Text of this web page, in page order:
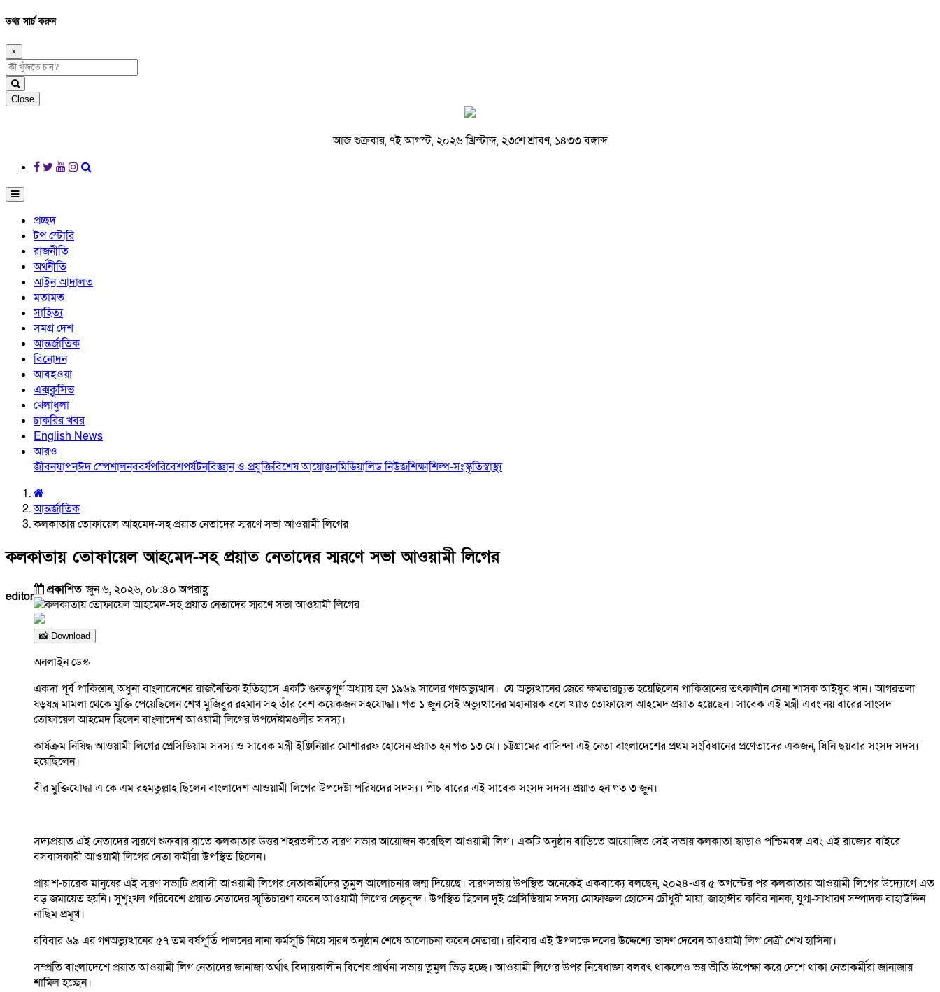
তথ্য সার্চ করুন
×
Close
আজ শুক্রবার, ৭ই আগস্ট, ২০২৬ খ্রিস্টাব্দ, ২৩শে শ্রাবণ, ১৪৩৩ বঙ্গাব্দ
প্রচ্ছদ
টপ স্টোরি
রাজনীতি
অর্থনীতি
আইন আদালত
মতামত
সাহিত্য
সমগ্র দেশ
আন্তর্জাতিক
বিনোদন
আবহওয়া
এক্সক্লুসিভ
খেলাধুলা
চাকরির খবর
English News
আরও
জীবনযাপনঈদ স্পেশালনববর্ষপরিবেশপর্যটনবিজ্ঞান ও প্রযুক্তিবিশেষ আয়োজনমিডিয়ালিড নিউজশিক্ষাশিল্প-সংস্কৃতিস্বাস্থ্য
আন্তর্জাতিক
কলকাতায় তোফায়েল আহমেদ-সহ প্রয়াত নেতাদের স্মরণে সভা আওয়ামী লিগের
কলকাতায় তোফায়েল আহমেদ-সহ প্রয়াত নেতাদের স্মরণে সভা আওয়ামী লিগের
editor প্রকাশিতজুন ৬, ২০২৬, ০৮:৪০ অপরাহ্ণ
📸 Download
অনলাইন ডেস্ক
একদা পূর্ব পাকিস্তান, অধুনা বাংলাদেশের রাজনৈতিক ইতিহাসে একটি গুরুত্বপূর্ণ অধ্যায় হল ১৯৬৯ সালের গণঅভ্যুত্থান। ‌ যে অভ্যুত্থানের জেরে ক্ষমতারচ্যুত হয়েছিলেন পাকিস্তানের তৎকালীন সেনা শাসক আইয়ুব খান। আগরতলা
ষড়যন্ত্র মামলা থেকে মুক্তি পেয়েছিলেন শেখ মুজিবুর রহমান সহ তাঁর বেশ কয়েকজন সহযোদ্ধা। গত ১ জুন সেই অভ্যুত্থানের মহানায়ক বলে খ্যাত তোফায়েল আহমেদ প্রয়াত হয়েছেন। ‌সাবেক এই মন্ত্রী এবং নয় বারের সাংসদ
তোফায়েল আহমেদ ছিলেন বাংলাদেশ আওয়ামী লিগের উপদেষ্টামণ্ডলীর সদস্য।
কার্যক্রম নিষিদ্ধ আওয়ামী লিগের প্রেসিডিয়াম সদস্য ও সাবেক মন্ত্রী ইঞ্জিনিয়ার মোশাররফ হোসেন প্রয়াত হন গত ১৩ মে। চট্টগ্রামের বাসিন্দা এই নেতা বাংলাদেশের প্রথম সংবিধানের প্রণেতাদের একজন, যিনি ছয়বার সংসদ সদস্য
হয়েছিলেন।
বীর মুক্তিযোদ্ধা এ কে এম রহমতুল্লাহ ছিলেন বাংলাদেশ আওয়ামী লিগের উপদেষ্টা পরিষদের সদস্য। পাঁচ বারের এই সাবেক সংসদ সদস্য প্রয়াত হন গত ৩ জুন।
সদ্যপ্রয়াত এই নেতাদের স্মরণে শুক্রবার রাতে কলকাতার উত্তর শহরতলীতে স্মরণ সভার আয়োজন করেছিল আওয়ামী লিগ। একটি অনুষ্ঠান বাড়িতে আয়োজিত সেই সভায় কলকাতা ছাড়াও পশ্চিমবঙ্গ এবং এই রাজ্যের বাইরে
বসবাসকারী আওয়ামী লিগের নেতা কর্মীরা উপস্থিত ছিলেন।
প্রায় শ-চারেক মানুষের এই স্মরণ সভাটি প্রবাসী আওয়ামী লিগের নেতাকর্মীদের তুমুল আলোচনার জন্ম দিয়েছে। স্মরণসভায় উপস্থিত অনেকেই একবাক্যে বলছেন, ২০২৪-এর ৫ অগস্টের পর কলকাতায় আওয়ামী লিগের উদ্যোগে এত
বড় জমায়েত হয়নি। সুশৃংখল পরিবেশে প্রয়াত নেতাদের স্মৃতিচারণা করেন আওয়ামী লিগের নেতৃবৃন্দ। উপস্থিত ছিলেন দুই প্রেসিডিয়াম সদস্য মোফাজ্জল হোসেন চৌধুরী মায়া, জাহাঙ্গীর কবির নানক, যুগ্ম-সাধারণ সম্পাদক বাহাউদ্দিন
নাছিম প্রমূখ।
রবিবার ৬৯ এর গণঅভ্যুত্থানের ৫৭ তম বর্ষপূর্তি পালনের নানা কর্মসূচি নিয়ে স্মরণ অনুষ্ঠান শেষে আলোচনা করেন নেতারা। রবিবার এই উপলক্ষে দলের উদ্দেশ্যে ভাষণ দেবেন আওয়ামী লিগ নেত্রী শেখ হাসিনা।
সম্প্রতি বাংলাদেশে প্রয়াত আওয়ামী লিগ নেতাদের জানাজা অর্থাৎ বিদায়কালীন বিশেষ প্রার্থনা সভায় তুমুল ভিড় হচ্ছে। আওয়ামী লিগের উপর নিষেধাজ্ঞা বলবৎ থাকলেও ভয় ভীতি উপেক্ষা করে দেশে থাকা নেতাকর্মীরা জানাজায়
শামিল হচ্ছেন।